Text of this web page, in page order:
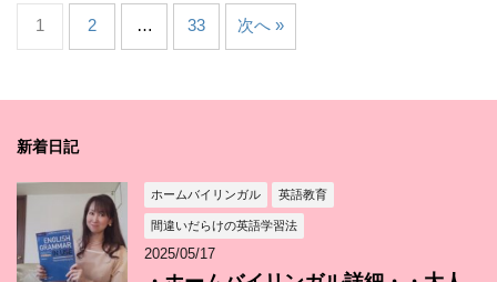
1 2 … 33 次へ »
新着日記
ホームバイリンガル 英語教育
間違いだらけの英語学習法
2025/05/17